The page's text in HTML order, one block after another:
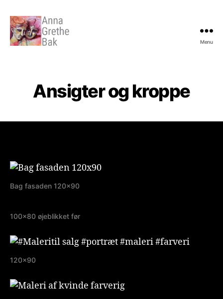
Menu
Ansigter og kroppe
Bag fasaden 120×90
100×80 øjeblikket før
120×90